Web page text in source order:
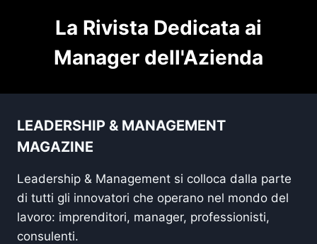
La Rivista Dedicata ai
Manager dell'Azienda
LEADERSHIP & MANAGEMENT
MAGAZINE
Leadership & Management si colloca dalla parte
di tutti gli innovatori che operano nel mondo del
lavoro: imprenditori, manager, professionisti,
consulenti.